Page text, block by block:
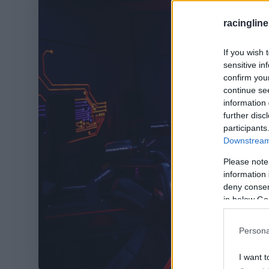
If you wish
sensitive
confirm
continue
information
further
Please
information
deny
in below
I want